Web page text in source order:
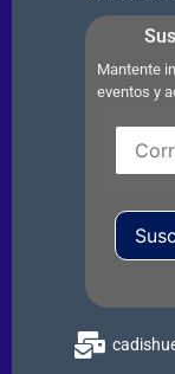
Mantente
eventos y